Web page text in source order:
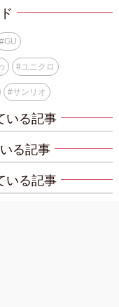
#GU
#ユニクロ
#サンリオ
いる記事
る記事
いる記事